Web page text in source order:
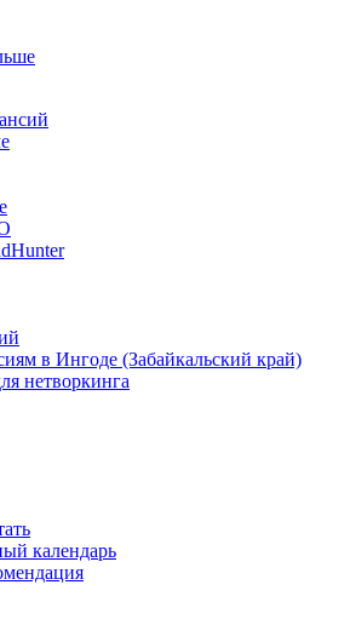
в Ингоде (Забайкальский край)
нетворкинга
календарь